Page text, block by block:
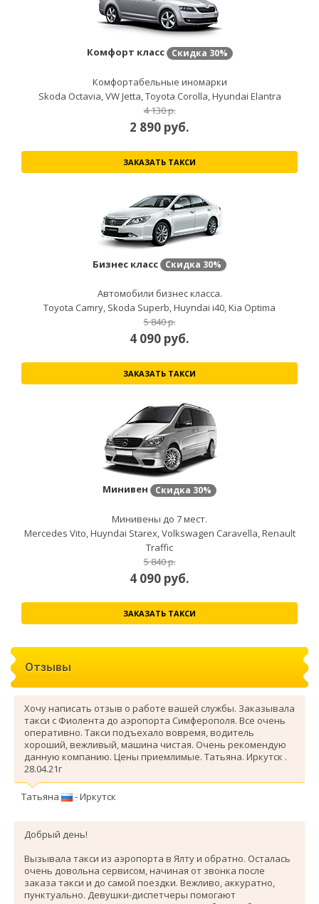
Комфорт класс Скидка 30%
Комфортабельные иномарки
Skoda Octavia, VW Jetta, Toyota Corolla, Hyundai Elantra
4 130 р.
2 890 руб.
ЗАКАЗАТЬ ТАКСИ
Бизнес класс Скидка 30%
Автомобили бизнес класса.
Toyota Camry, Skoda Superb, Huyndai i40, Kia Optima
5 840 р.
4 090 руб.
ЗАКАЗАТЬ ТАКСИ
Минивен Скидка 30%
Минивены до 7 мест.
Mercedes Vito, Huyndai Starex, Volkswagen Caravella, Renault
Traffic
5 840 р.
4 090 руб.
ЗАКАЗАТЬ ТАКСИ
Отзывы
Хочу написать отзыв о работе вашей службы. Заказывала
такси с Фиолента до аэропорта Симферополя. Все очень
оперативно. Такси подъехало вовремя, водитель
хороший, вежливый, машина чистая. Очень рекомендую
данную компанию. Цены приемлимые. Татьяна. Иркутск .
28.04.21г
Татьяна - Иркутск
Добрый день!
Вызывала такси из аэропорта в Ялту и обратно. Осталась
очень довольна сервисом, начиная от звонка после
заказа такси и до самой поездки. Вежливо, аккуратно,
пунктуально. Девушки-диспетчеры помогают